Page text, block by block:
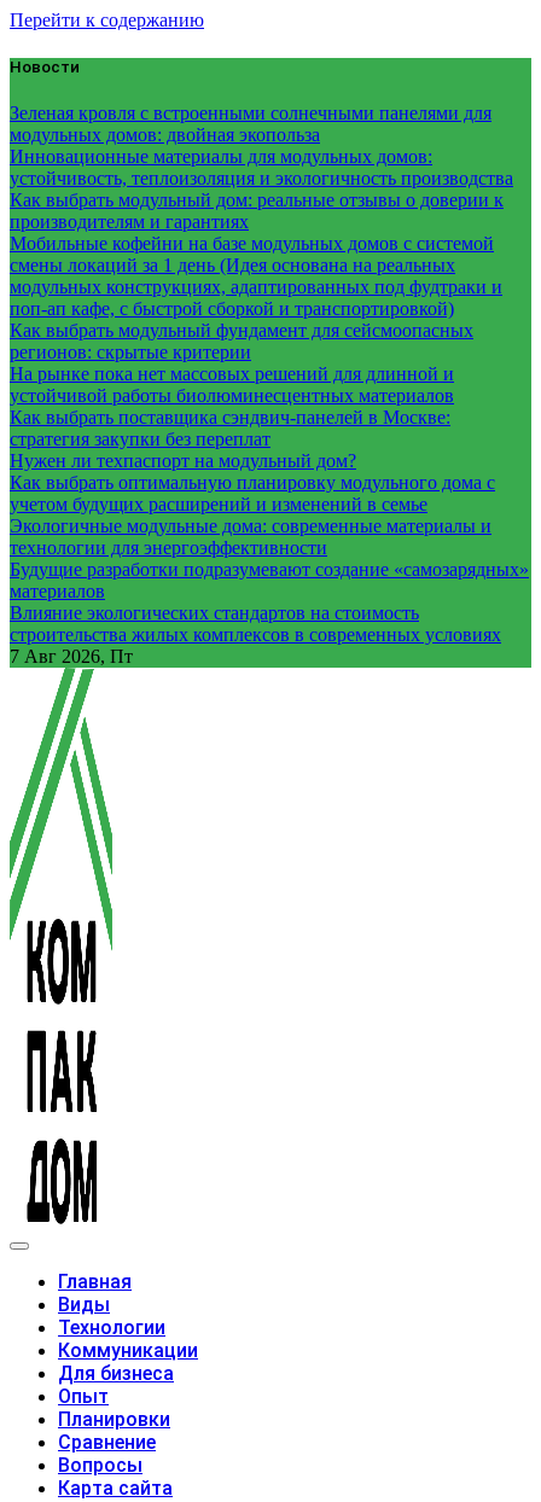
Перейти к содержанию
Новости
Зеленая кровля с встроенными солнечными панелями для
модульных домов: двойная экопольза
Инновационные материалы для модульных домов:
устойчивость, теплоизоляция и экологичность производства
Как выбрать модульный дом: реальные отзывы о доверии к
производителям и гарантиях
Мобильные кофейни на базе модульных домов с системой
смены локаций за 1 день (Идея основана на реальных
модульных конструкциях, адаптированных под фудтраки и
поп-ап кафе, с быстрой сборкой и транспортировкой)
Как выбрать модульный фундамент для сейсмоопасных
регионов: скрытые критерии
На рынке пока нет массовых решений для длинной и
устойчивой работы биолюминесцентных материалов
Как выбрать поставщика сэндвич-панелей в Москве:
стратегия закупки без переплат
Нужен ли техпаспорт на модульный дом?
Как выбрать оптимальную планировку модульного дома с
учетом будущих расширений и изменений в семье
Экологичные модульные дома: современные материалы и
технологии для энергоэффективности
Будущие разработки подразумевают создание «самозарядных»
материалов
Влияние экологических стандартов на стоимость
строительства жилых комплексов в современных условиях
7 Авг 2026, Пт
Главная
Виды
Технологии
Коммуникации
Для бизнеса
Опыт
Планировки
Сравнение
Вопросы
Карта сайта